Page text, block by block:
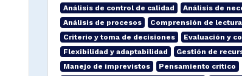
Análisis de control de calidad
Análisis de
Análisis de procesos
Comprensión de lectura
Criterio y toma de decisiones
Evaluación y
Flexibilidad y adaptabilidad
Gestión de
Manejo de imprevistos
Pensamiento crítico